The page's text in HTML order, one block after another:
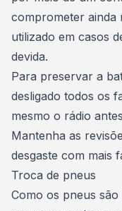
comprometer ainda
utilizado em casos
devida.
Para preservar a
desligado todos os
mesmo o rádio
Mantenha as
desgaste com mais
Troca de pneus
Como os pneus